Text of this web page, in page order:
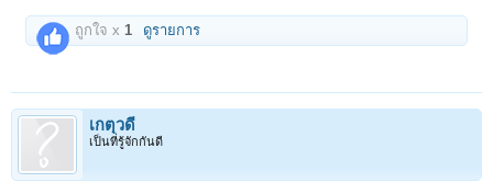
ถูกใจ x1 ดูรายการ
เกตุวดี
เป็นที่รู้จักกันดี